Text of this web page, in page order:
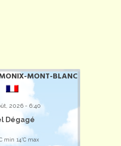
MONT-BLANC
2026 - 6:40
Dégagé
min 14°C max